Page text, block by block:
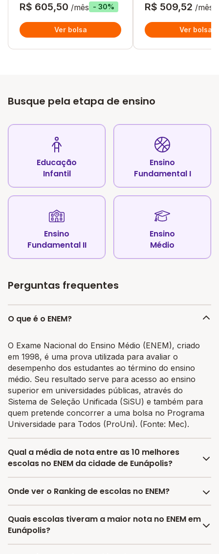
R$ 605,50 /mês - 30%
Ver bolsa
R$ 509,52 /mês
Ver bolsa
Busque pela etapa de ensino
Educação
Infantil
Ensino
Fundamental I
Ensino
Fundamental II
Ensino
Médio
Perguntas frequentes
O que é o ENEM?
O Exame Nacional do Ensino Médio (ENEM), criado
em 1998, é uma prova utilizada para avaliar o
desempenho dos estudantes ao término do ensino
médio. Seu resultado serve para acesso ao ensino
superior em universidades públicas, através do
Sistema de Seleção Unificada (SiSU) e também para
quem pretende concorrer a uma bolsa no Programa
Universidade para Todos (ProUni). (Fonte: Mec).
Qual a média de nota entre as 10 melhores
escolas no ENEM da cidade de Eunápolis?
A média de nota no ENEM entre as melhores escolas
588.32 e no Brasil é 606.37.
Onde ver o Ranking de escolas no ENEM?
No Melhor Escola você encontra o último ranking
divulgado pelo INEP das escolas por nota no ENEM e
Quais escolas tiveram a maior nota no ENEM em
Eunápolis?